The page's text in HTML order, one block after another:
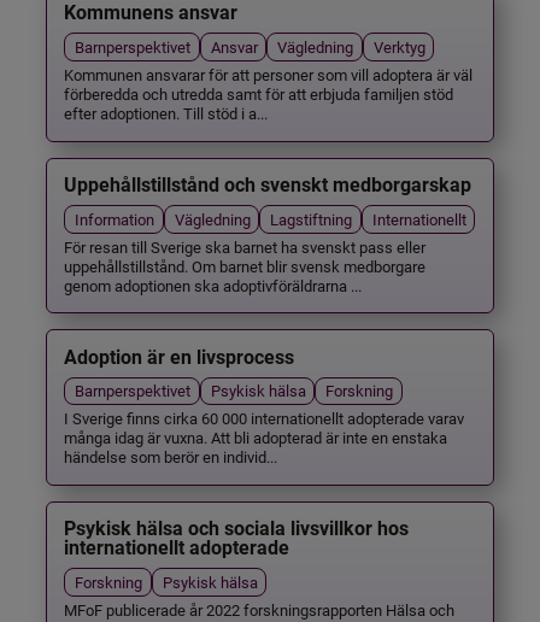
Kommunens ansvar
Barnperspektivet Ansvar Vägledning
Verktyg
Kommunen ansvarar för att personer som vill adoptera är väl
förberedda och utredda samt för att erbjuda familjen stöd
efter adoptionen. Till stöd i a...
Uppehållstillstånd och svenskt medborgarskap
Information Vägledning Lagstiftning
Internationellt
För resan till Sverige ska barnet ha svenskt pass eller
uppehållstillstånd. Om barnet blir svensk medborgare
genom adoptionen ska adoptivföräldrarna ...
Adoption är en livsprocess
Barnperspektivet Psykisk hälsa
Forskning
I Sverige finns cirka 60 000 internationellt adopterade varav
många idag är vuxna. Att bli adopterad är inte en enstaka
händelse som berör en individ...
Psykisk hälsa och sociala livsvillkor hos
internationellt adopterade
Forskning
Psykisk hälsa
MFoF publicerade år 2022 forskningsrapporten Hälsa och